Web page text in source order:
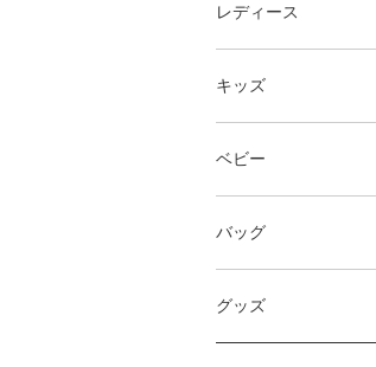
レディース
キッズ
ベビー
バッグ
グッズ